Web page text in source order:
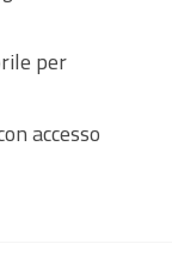
per
accesso